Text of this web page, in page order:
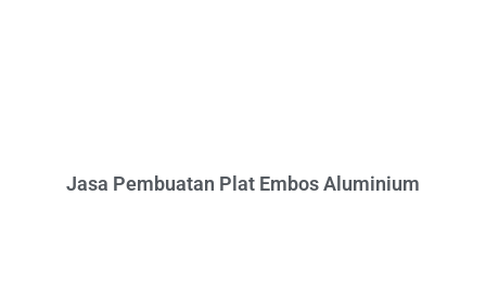
Jasa Pembuatan Plat Embos Aluminium